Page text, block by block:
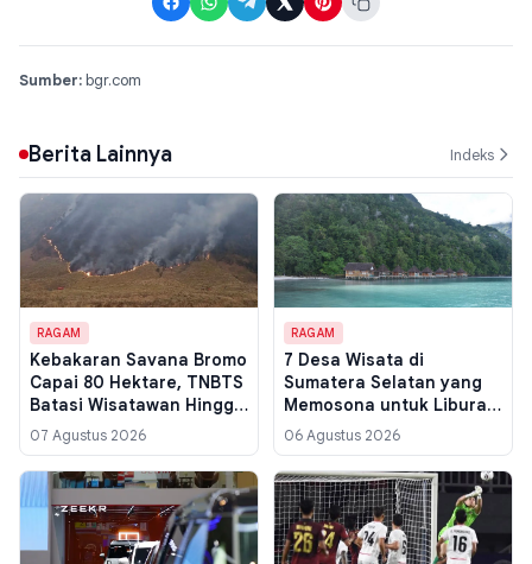
Sumber:bgr.com
Berita Lainnya Indeks
RAGAM
Kebakaran Savana Bromo
Capai 80 Hektare, TNBTS
Batasi Wisatawan Hingga
Lautan Pasir
07 Agustus 2026
RAGAM
7 Desa Wisata di
Sumatera Selatan yang
Memosona untuk Liburan
Akhir Pekan
06 Agustus 2026